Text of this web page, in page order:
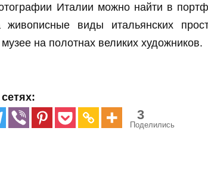
Италии можно найти в
виды итальянских
на полотнах великих художников.
3
Поделились